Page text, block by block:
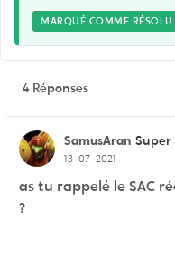
MARQUÉ COMME RÉSOLU
4 Réponses
SamusAran
13-07-2021
as tu rappelé le SAC
?